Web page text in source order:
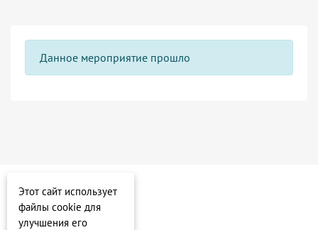
Данное мероприятие прошло
Этот сайт использует
файлы cookie для
улучшения его